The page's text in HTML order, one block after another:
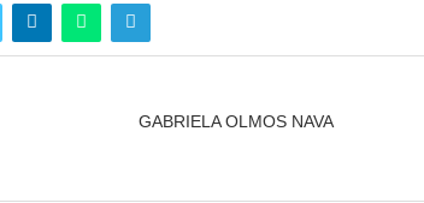
GABRIELA OLMOS NAVA